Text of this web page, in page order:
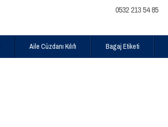
0532 213 54 85
Aile Cüzdanı Kılıfı Bagaj Etiketi